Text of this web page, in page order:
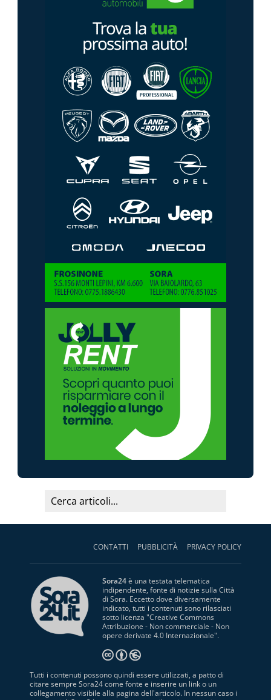
CONTATTI PUBBLICITÀ PRIVACY POLICY
Sora24è una testata telematica
indipendente, fonte di notizie sulla Città
di Sora. Eccetto dove diversamente
indicato, tutti i contenuti sono rilasciati
sotto licenza "Creative Commons
Attribuzione - Non commerciale - Non
opere derivate 4.0 Internazionale".
Tutti i contenuti possono quindi essere utilizzati, a patto di
citare sempre Sora24 come fonte e inserire un link o un
collegamento visibile alla pagina dell'articolo. In nessun caso i